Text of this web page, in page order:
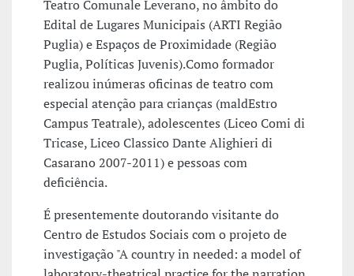
Teatro Comunale Leverano, no âmbito do
Edital de Lugares Municipais (ARTI Região
Puglia) e Espaços de Proximidade (Região
Puglia, Políticas Juvenis).Como formador
realizou inúmeras oficinas de teatro com
especial atenção para crianças (maldEstro
Campus Teatrale), adolescentes (Liceo Comi di
Tricase, Liceo Classico Dante Alighieri di
Casarano 2007-2011) e pessoas com
deficiência.
É presentemente doutorando visitante do
Centro de Estudos Sociais com o projeto de
investigação "A country in needed: a model of